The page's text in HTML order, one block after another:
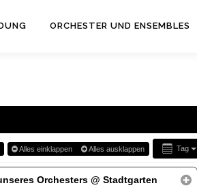
ORCHESTER UND ENSEMBLES
Tag
Alles einklappen Alles ausklappen
Orchesters@ Stadtgarten